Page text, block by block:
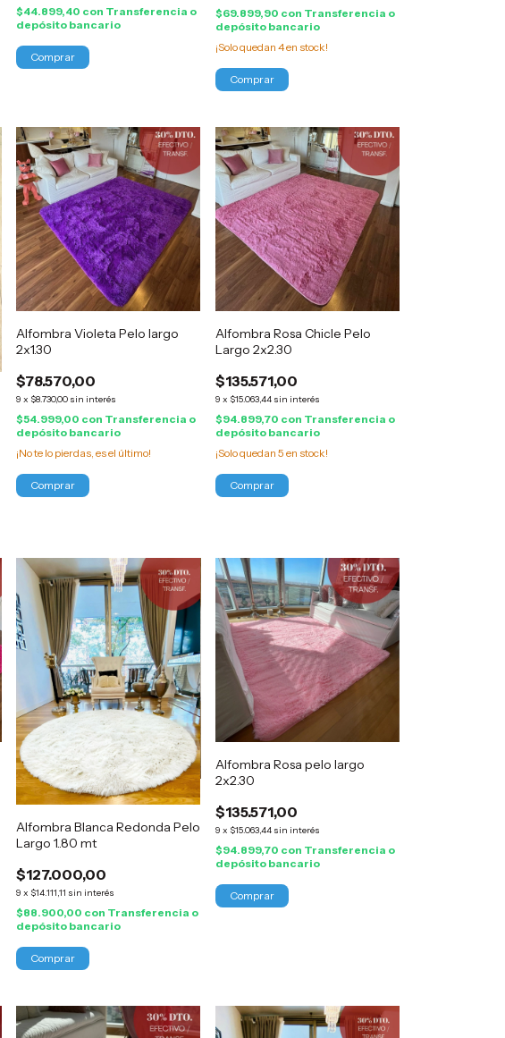
$44.899,40 con Transferencia o
depósito bancario
$69.899,90 con Transferencia o
depósito bancario
¡Solo quedan 4en stock!
Alfombra Violeta Pelo largo
2x1.30
$78.570,00
9 x $8.730,00 sin interés
$54.999,00 con Transferencia o
depósito bancario
¡No te lo pierdas, es el último!
Alfombra Rosa Chicle Pelo
Largo 2x2.30
$135.571,00
9 x $15.063,44 sin interés
$94.899,70 con Transferencia o
depósito bancario
¡Solo quedan 5 en stock!
Alfombra Blanca Redonda Pelo
Largo 1..80 mt
$127.000,00
9 x $14.111,11 sin interés
$88.900,00 con Transferencia o
depósito bancario
Alfombra Rosa pelo largo
2x2.30
$135.571,00
9 x $15.063,44 sin interés
$94.899,70 con Transferencia o
depósito bancario